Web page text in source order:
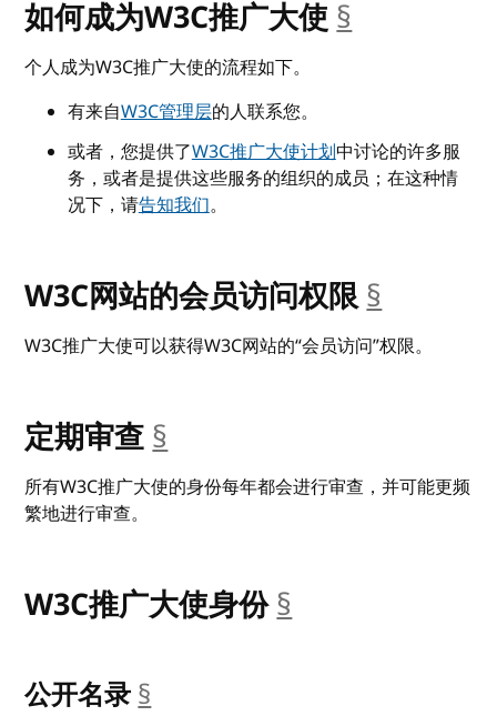
如何成为W3C推广大使 §
个人成为W3C推广大使的流程如下。
有来自W3C管理层的人联系您。
或者，您提供了W3C推广大使计划中讨论的许多服
务，或者是提供这些服务的组织的成员；在这种情
况下，请告知我们。
W3C网站的会员访问权限§
W3C推广大使可以获得W3C网站的“会员访问”权限。
定期审查 §
所有W3C推广大使的身份每年都会进行审查，并可能更频
繁地进行审查。
W3C推广大使身份§
公开名录§